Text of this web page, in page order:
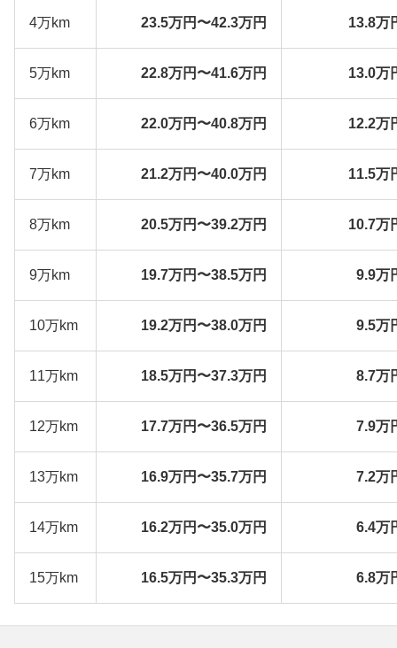
4万km 23.5万円〜42.3万円 13.8万
5万km 22.8万円〜41.6万円 13.0万
6万km 22.0万円〜40.8万円 12.2万
7万km 21.2万円〜40.0万円 11.5万
8万km 20.5万円〜39.2万円 10.7万
9万km 19.7万円〜38.5万円 9.9万
10万km 19.2万円〜38.0万円 9.5万
11万km 18.5万円〜37.3万円 8.7万
12万km 17.7万円〜36.5万円 7.9万
13万km 16.9万円〜35.7万円 7.2万
14万km 16.2万円〜35.0万円 6.4万
15万km 16.5万円〜35.3万円 6.8万